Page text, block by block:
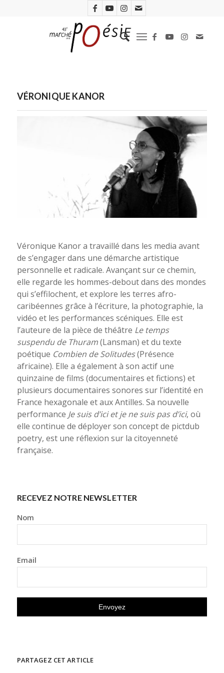
VÉRONIQUE KANOR
Véronique Kanor. Photo D.R.
Véronique Kanor a travaillé dans les media avant
de s’engager dans une démarche artistique
personnelle et radicale. Avançant sur ce chemin,
elle regarde les hommes-debout dans des mondes
qui s’effilochent, et explore les terres afro-
caribéennes grâce à l’écriture, la photographie, la
vidéo et les performances scéniques. Elle est
l’auteure de la pièce de théâtre Le temps
suspendu de Thuram(Lansman) et du texte
poétique Combien de Solitudes(Présence
africaine). Elle a également à son actif une
quinzaine de films (documentaires et fictions) et
plusieurs documentaires sonores sur l’identité en
France hexagonale et aux Antilles. Sa nouvelle
performance Je suis d’ici et je ne suis pas d’ici, où
elle continue de déployer son concept de pictdub
poetry, est une réflexion sur la citoyenneté
française.
RECEVEZ NOTRE NEWSLETTER
Nom
Email
PARTAGEZ CET ARTICLE